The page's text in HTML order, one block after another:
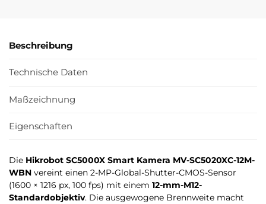
Beschreibung
Technische Daten
Maßzeichnung
Eigenschaften
Die Hikrobot SC5000X Smart Kamera MV-SC5020XC-12M-
WBN vereint einen 2-MP-Global-Shutter-CMOS-Sensor
(1600 × 1216 px, 100 fps) mit einem 12-mm-M12-
Standardobjektiv. Die ausgewogene Brennweite macht